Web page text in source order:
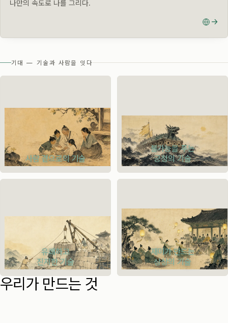
나만의 속도로 나를 그리다.
→
기대 — 기술과 사람을 잇다
사람 곁으로의 기술
불가능을 푸는
긍정의 기술
유쾌하고
진지한 기술
재미가 만드는
상상의 기술
우리가 만드는 것